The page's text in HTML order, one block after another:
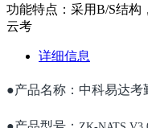
功能特点：采用B/S结构
云考
详细信息
●产品名称：中科易达考